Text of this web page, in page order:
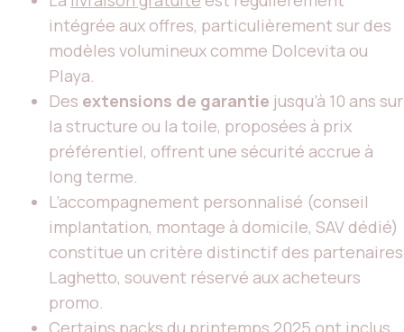
intégrée aux offres, particulièrement sur des
modèles volumineux comme Dolcevita ou
Playa.
Des extensions de garantie jusqu’à 10 ans sur
la structure ou la toile, proposées à prix
préférentiel, offrent une sécurité accrue à
long terme.
L’accompagnement personnalisé (conseil
implantation, montage à domicile, SAV dédié)
constitue un critère distinctif des partenaires
Laghetto, souvent réservé aux acheteurs
promo.
Certains packs du printemps 2025 ont inclus